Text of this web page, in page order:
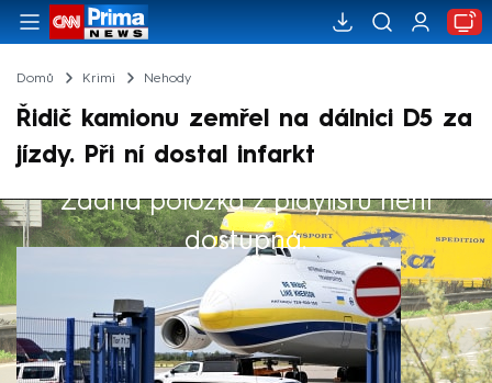
Domů Krimi Nehody
Řidič kamionu zemřel na dálnici D5 za
jízdy. Při ní dostal infarkt
Žádná položka z playlistu není
dostupná.
Výběr redakce